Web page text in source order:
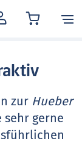
zur Hueber
sehr gerne